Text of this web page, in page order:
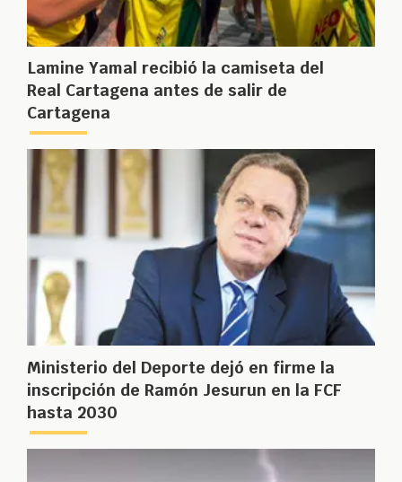
Lamine Yamal recibió la camiseta del
Real Cartagena antes de salir de
Cartagena
Ministerio del Deporte dejó en firme la
inscripción de Ramón Jesurun en la FCF
hasta 2030